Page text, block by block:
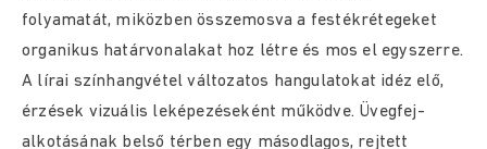
folyamatát, miközben összemosva a festékrétegeket
organikus határvonalakat hoz létre és mos el egyszerre.
A lírai színhangvétel változatos hangulatokat idéz elő,
érzések vizuális leképezéseként működve. Üvegfej-
alkotásának belső térben egy másodlagos, rejtett